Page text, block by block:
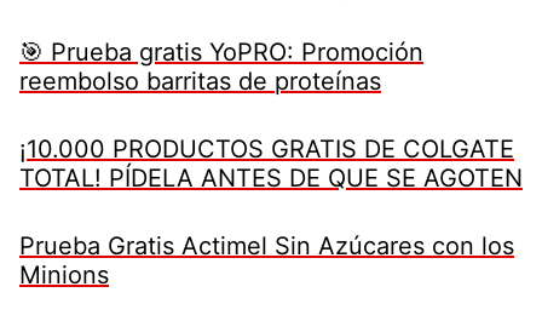
🎯 Prueba gratis YoPRO: Promoción
reembolso barritas de proteínas
¡10.000 PRODUCTOS GRATIS DE COLGATE
TOTAL! PÍDELA ANTES DE QUE SE AGOTEN
Prueba Gratis Actimel Sin Azúcares con los
Minions